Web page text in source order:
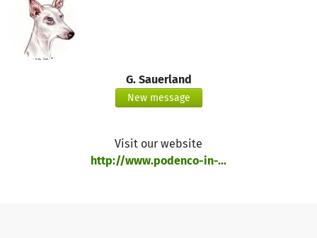
G. Sauerland
New message
Visit our website
http://www.podenco-in-...